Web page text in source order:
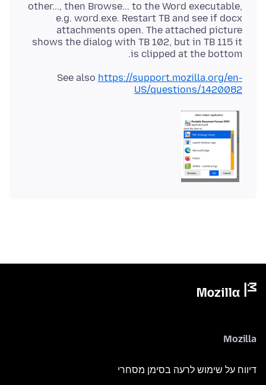
other..., then Browse... to the Word executable,
e.g. word.exe. Restart TB and see if docx
attachments open. The attached picture
shows the dialog with TB 102, but in TB 115 it
is clipped at the bottom.
See also https://support.mozilla.org/en-
US/questions/1420082
Mozilla
דיווח על שימוש לרעה בסימן מסחרי